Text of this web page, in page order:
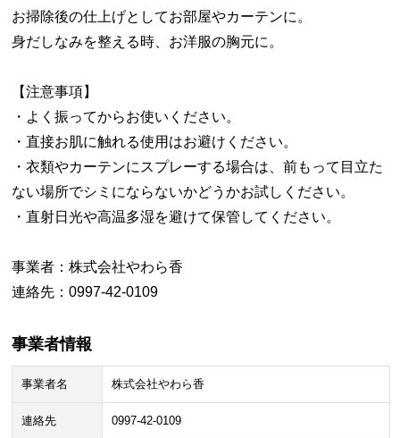
お掃除後の仕上げとしてお部屋やカーテンに。
身だしなみを整える時、お洋服の胸元に。
【注意事項】
・よく振ってからお使いください。
・直接お肌に触れる使用はお避けください。
・衣類やカーテンにスプレーする場合は、前もって目立た
ない場所でシミにならないかどうかお試しください。
・直射日光や高温多湿を避けて保管してください。
事業者：株式会社やわら香
連絡先：0997-42-0109
事業者情報
事業者名 株式会社やわら香
連絡先 0997-42-0109